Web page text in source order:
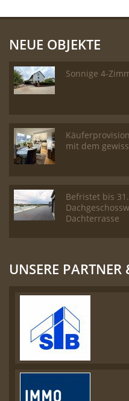
NEUE OBJEKTE
Sonnige 4-
mit dem
Befristet bis
Dachterrasse
UNSERE